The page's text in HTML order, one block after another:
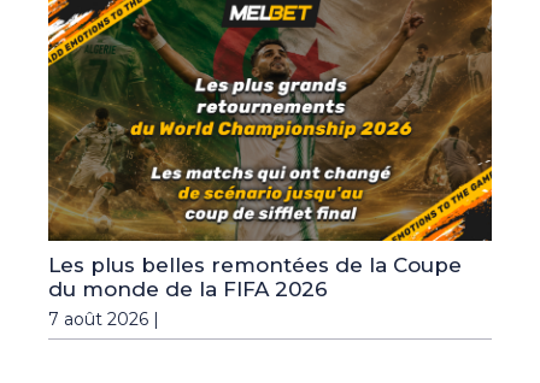
Les plus belles remontées de la Coupe
du monde de la FIFA 2026
7 août 2026 |